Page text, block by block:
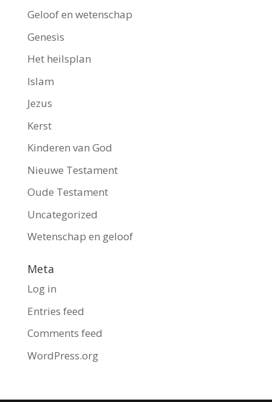
Geloof en wetenschap
Genesis
Het heilsplan
Islam
Jezus
Kerst
Kinderen van God
Nieuwe Testament
Oude Testament
Uncategorized
Wetenschap en geloof
Meta
Log in
Entries feed
Comments feed
WordPress.org